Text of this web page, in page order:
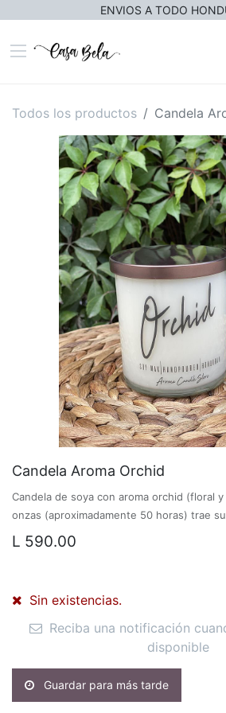
ENVIOS A TODO
Todos los productos Candela
Candela Aroma Orchid
Candela de soya con aroma orchid (floral
onzas (aproximadamente 50 horas) trae
L 590.00
Sin existencias.
Reciba una notificación
disponible
Guardar para más tarde